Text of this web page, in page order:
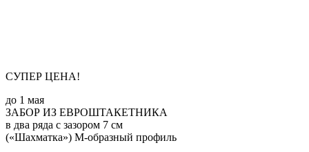
СУПЕР ЦЕНА!
до 1 мая
ЗАБОР ИЗ ЕВРОШТАКЕТНИКА
в два ряда с зазором 7 см
(«Шахматка») М-образный профиль